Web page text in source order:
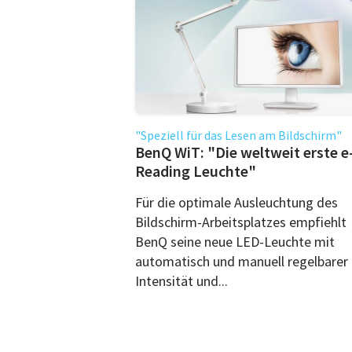
"Speziell für das Lesen am Bildschirm"
BenQ WiT: "Die weltweit erste
Reading Leuchte"
Für die optimale Ausleuchtung des
Bildschirm-Arbeitsplatzes empfiehlt
BenQ seine neue LED-Leuchte mit
automatisch und manuell regelbarer
Intensität und...